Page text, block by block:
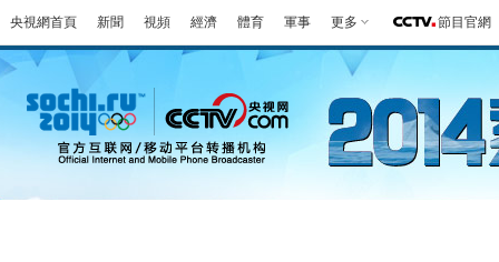
央視網首頁 新聞 視頻 經濟 體育 軍事 更多 節目官網